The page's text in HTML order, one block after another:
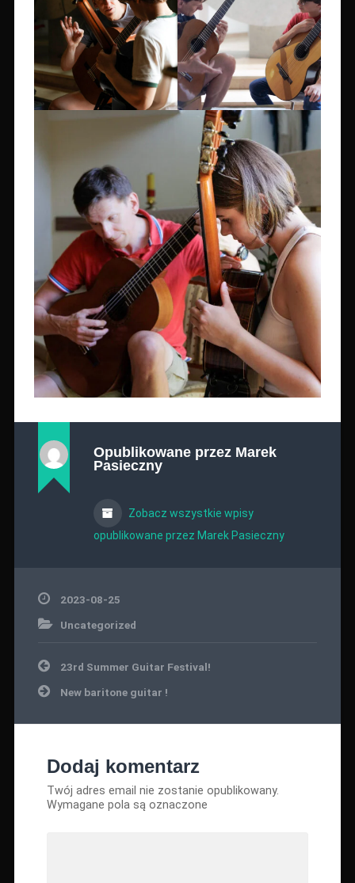
Opublikowane przez Marek
Pasieczny
Zobacz wszystkie wpisy
opublikowane przez Marek Pasieczny
2023-08-25
Uncategorized
Nawigacja
wpisu
23rd Summer Guitar Festival!
New baritone guitar !
Dodaj komentarz
Twój adres email nie zostanie opublikowany.
Wymagane pola są oznaczone